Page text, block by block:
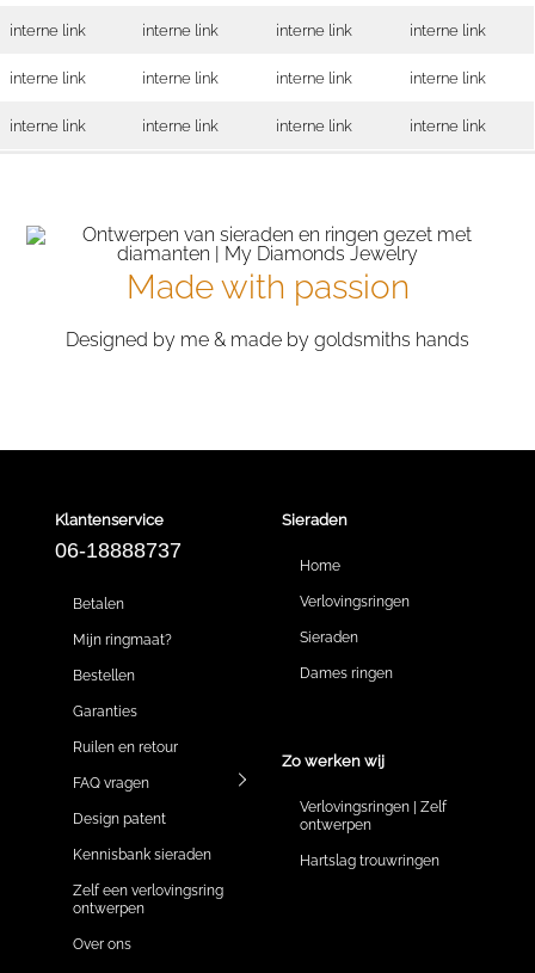
interne link interne link interne link interne link
interne link interne link interne link interne link
interne link interne link interne link interne link
Made with passion
Designed by me & made by goldsmiths hands
Klantenservice
06-18888737
Betalen
Mijn ringmaat?
Bestellen
Garanties
Ruilen en retour
FAQ vragen
Design patent
Kennisbank sieraden
Zelf een verlovingsring
ontwerpen
Over ons
Sieraden
Home
Verlovingsringen
Sieraden
Dames ringen
Zo werken wij
Verlovingsringen | Zelf
ontwerpen
Hartslag trouwringen